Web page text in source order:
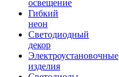
освещение
Гибкий
неон
Светодиодный
декор
Электроустановочные
изделия